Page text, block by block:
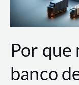
Por que
banco